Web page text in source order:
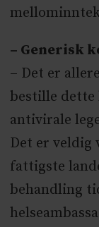
– Generisk
– Det er
bestille dette
antivirale
Det er veldig
fattigste
behandling